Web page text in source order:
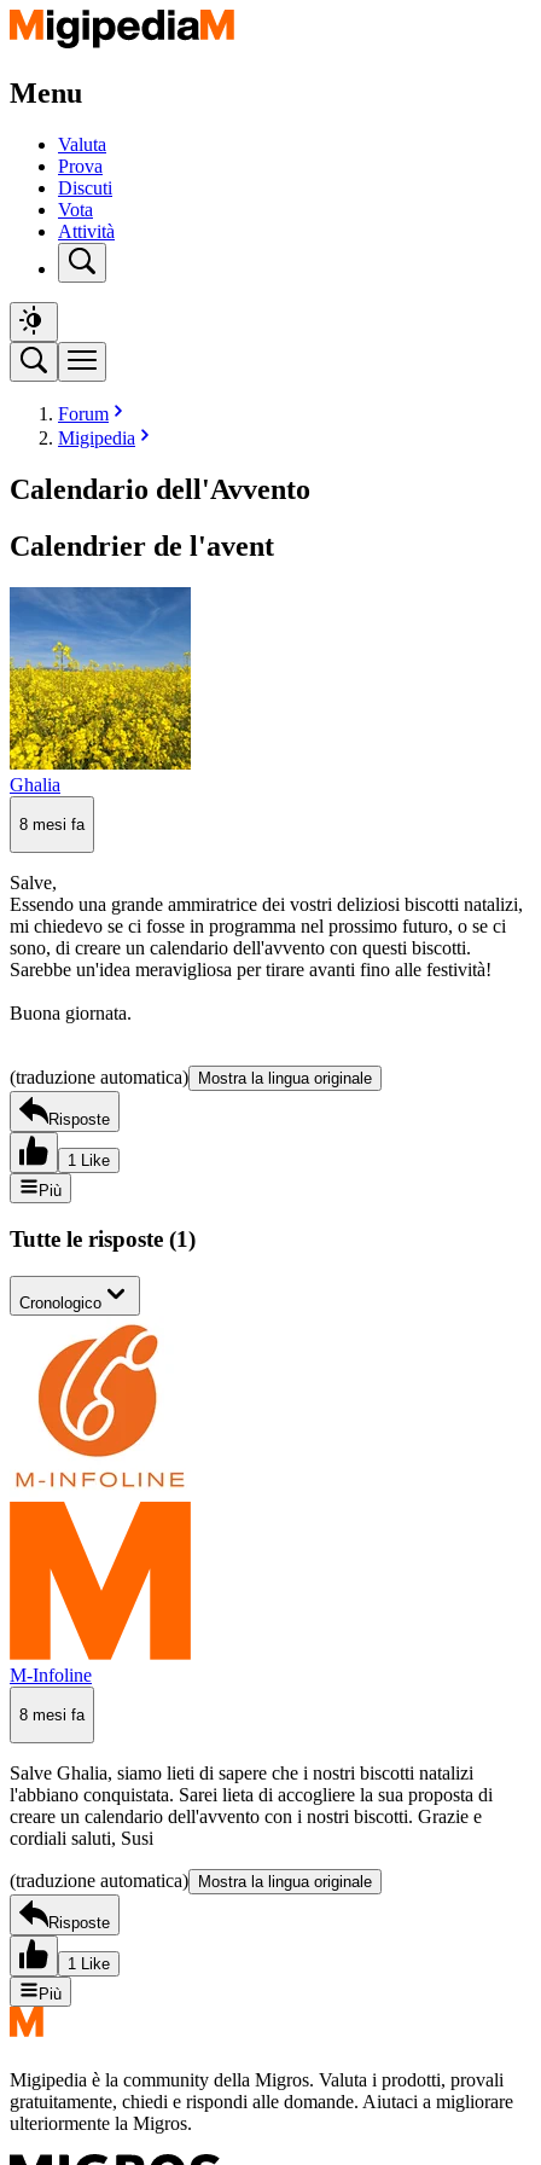
Menu
Valuta
Prova
Discuti
Vota
Attività
Forum
Migipedia
Calendario dell'Avvento
Calendrier de l'avent
Ghalia
8 mesi fa
Salve,
Essendo una grande ammiratrice dei vostri deliziosi biscotti natalizi,
mi chiedevo se ci fosse in programma nel prossimo futuro, o se ci
sono, di creare un calendario dell'avvento con questi biscotti.
Sarebbe un'idea meravigliosa per tirare avanti fino alle festività!
Buona giornata.
(traduzione automatica) Mostra la lingua originale
Risposte
1 Like
Più
Tutte le risposte (1)
Cronologico
M-Infoline
8 mesi fa
Salve Ghalia, siamo lieti di sapere che i nostri biscotti natalizi
l'abbiano conquistata. Sarei lieta di accogliere la sua proposta di
creare un calendario dell'avvento con i nostri biscotti. Grazie e
cordiali saluti, Susi
(traduzione automatica) Mostra la lingua originale
Risposte
1 Like
Più
Migipedia è la community della Migros. Valuta i prodotti, provali
gratuitamente, chiedi e rispondi alle domande. Aiutaci a migliorare
ulteriormente la Migros.